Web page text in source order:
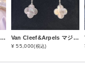
Van Cleef&Arpels マジックアルハンブラ４モチーフピアス（S-1レンタルコース） Van Cleef&Arpels マジックアルハンブラ３モチーフピアス（S-2レンタルコース）
¥ 55,000(税込)